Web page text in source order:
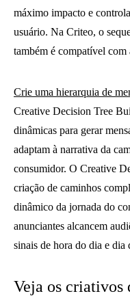
máximo impacto e
usuário. Na Criteo, o
também é compatível
Crie uma hierarquia de
Creative Decision Tree
dinâmicas para gerar
adaptam à narrativa da
consumidor. O Creative
criação de caminhos
dinâmico da jornada do
anunciantes alcancem
sinais de hora do dia e dia
Veja os criativos